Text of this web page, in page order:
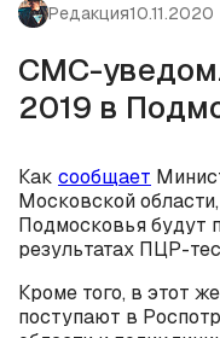
Редакция10.11.2020
СМС-
2019 в
Как сообщает
Московской
Подмосковья будут
результатах ПЦР-
Кроме того, в этот
поступают в